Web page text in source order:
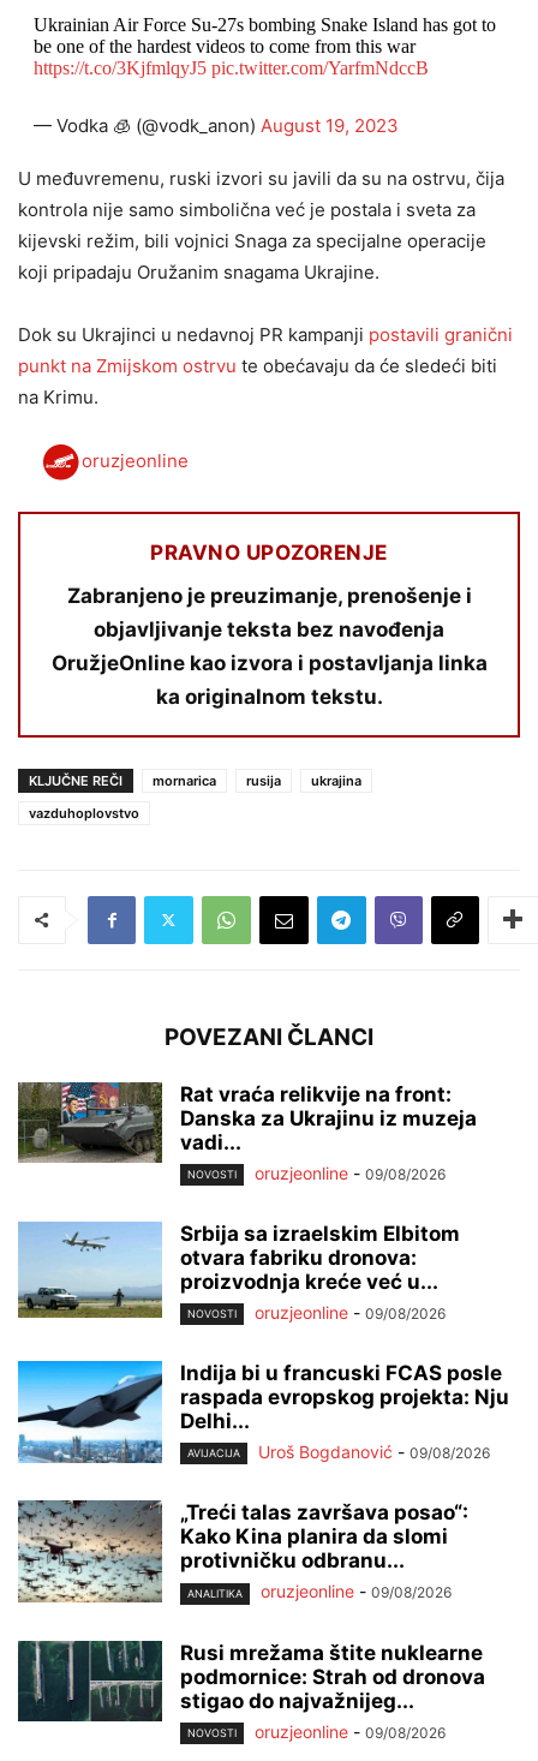
Ukrainian Air Force Su-27s bombing Snake Island has got to
be one of the hardest videos to come from this war
https://t.co/3KjfmlqyJ5 pic.twitter.com/YarfmNdccB
— Vodka 🧊 (@vodk_anon) August 19, 2023
U međuvremenu, ruski izvori su javili da su na ostrvu, čija
kontrola nije samo simbolična već je postala i sveta za
kijevski režim, bili vojnici Snaga za specijalne operacije
koji pripadaju Oružanim snagama Ukrajine.
Dok su Ukrajinci u nedavnoj PR kampanji postavili granični
punkt na Zmijskom ostrvu te obećavaju da će sledeći biti
na Krimu.
oruzjeonline
PRAVNO UPOZORENJE
Zabranjeno je preuzimanje, prenošenje i
objavljivanje teksta bez navođenja
OružjeOnline kao izvora i postavljanja linka
ka originalnom tekstu.
KLJUČNE REČI mornarica rusija
ukrajina
vazduhoplovstvo
POVEZANI ČLANCI
Rat vraća relikvije na front:
Danska za Ukrajinu iz muzeja
vadi...
NOVOSTI oruzjeonline - 09/08/2026
Srbija sa izraelskim Elbitom
otvara fabriku dronova:
proizvodnja kreće već u...
NOVOSTI oruzjeonline - 09/08/2026
Indija bi u francuski FCAS posle
raspada evropskog projekta: Nju
Delhi...
AVIJACIJA Uroš Bogdanović - 09/08/2026
„Treći talas završava posao“:
Kako Kina planira da slomi
protivničku odbranu...
ANALITIKA oruzjeonline - 09/08/2026
Rusi mrežama štite nuklearne
podmornice: Strah od dronova
stigao do najvažnijeg...
NOVOSTI oruzjeonline - 09/08/2026